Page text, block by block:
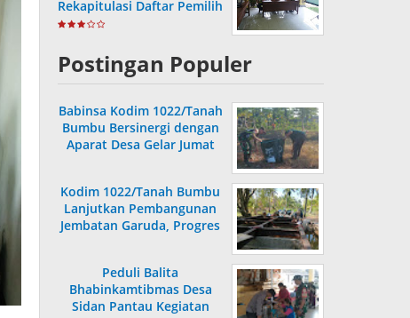
Rekapitulasi Daftar Pemilih
Hasil Pemutakhiran
Postingan Populer
Babinsa Kodim 1022/Tanah
Bumbu Bersinergi dengan
Aparat Desa Gelar Jumat
Kodim 1022/Tanah Bumbu
Lanjutkan Pembangunan
Jembatan Garuda, Progres
Peduli Balita
Bhabinkamtibmas Desa
Sidan Pantau Kegiatan